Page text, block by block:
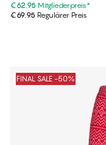
€62.95 Mitgliederpreis*
€69.95 Regulärer Preis
FINAL SALE -50%